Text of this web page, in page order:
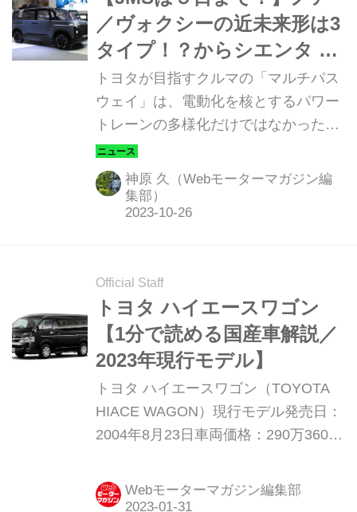
／ヴォクシーの近未来形は3
タイプ！？からシエンタ マ
イルーム化キットま
で・・・EVだけじゃないト
ヨタの「見逃せない！！」
チャレンジ
トヨタが目指すクルマの「マルチパス
ウェイ」は、電動化を核とするパワー
トレーンの多様化だけではなかった。
ジャパンモビリティショーでは、トヨ
タ流の「遊び心の多様化」につながり
そうな、さまざまな提案を公開中。使
い倒す愉しさを追求したコンセプトモ
神原 久（Webモーターマガジン編
集部）
Official Staff
トヨタ ハイエースワゴン
【1分で読める国産車解説／
2023年現行モデル】
トヨタ ハイエースワゴン（TOYOTA
HIACE WAGON）現行モデル発売日：
2004年8月23日車両価格：290万3600
Webモーターマガジン編集部